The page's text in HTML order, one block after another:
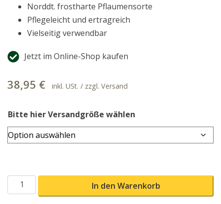
Norddt. frostharte Pflaumensorte
Pflegeleicht und ertragreich
Vielseitig verwendbar
Jetzt im Online-Shop kaufen
38,95 € inkl. USt. / zzgl. Versand
Bitte hier Versandgröße wählen
Saure Zwetschge MengeIn den Warenkorb